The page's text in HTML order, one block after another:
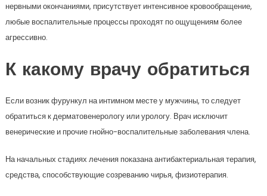
нервными окончаниями, присутствует интенсивное кровообращение,
любые воспалительные процессы проходят по ощущениям более
агрессивно.
К какому врачу обратиться
Если возник фурункул на интимном месте у мужчины, то следует
обратиться к дерматовенерологу или урологу. Врач исключит
венерические и прочие гнойно-воспалительные заболевания члена.
На начальных стадиях лечения показана антибактериальная терапия,
средства, способствующие созреванию чирья, физиотерапия.